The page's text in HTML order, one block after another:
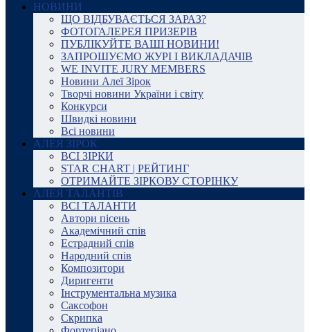
НОВИНИ
ЩО ВІДБУВАЄТЬСЯ ЗАРАЗ?
ФОТОГАЛЕРЕЯ ПРИЗЕРІВ
ПУБЛІКУЙТЕ ВАШІ НОВИНИ!
ЗАПРОШУЄМО ЖУРІ І ВИКЛАДАЧІВ
WE INVITE JURY MEMBERS
Новини Алеї Зірок
Творчі новини України і світу
Конкурси
Швидкі новини
Всі новини
АЛЕЯ ЗІРОК
ВСІ ЗІРКИ
STAR CHART | РЕЙТИНГ
ОТРИМАЙТЕ ЗІРКОВУ СТОРІНКУ
АЛЕЯ ТАЛАНТІВ
ВСІ ТАЛАНТИ
Автори пісень
Академічний спів
Естрадний спів
Народний спів
Композитори
Диригенти
Інструментальна музика
Саксофон
Скрипка